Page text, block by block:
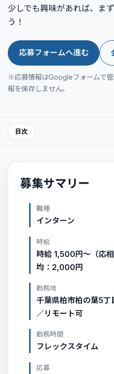
少しでも興味があれば、ま
う！
応募フォームへ進む
※応募情報はGoogleフォームで
報を保存しません。
目次
募集サマリー
職種
インターン
時給
時給 1,500円〜（応
均：2,000円
勤務地
千葉県柏市柏の葉5
／リモート可
勤務時間
フレックスタイム
応募